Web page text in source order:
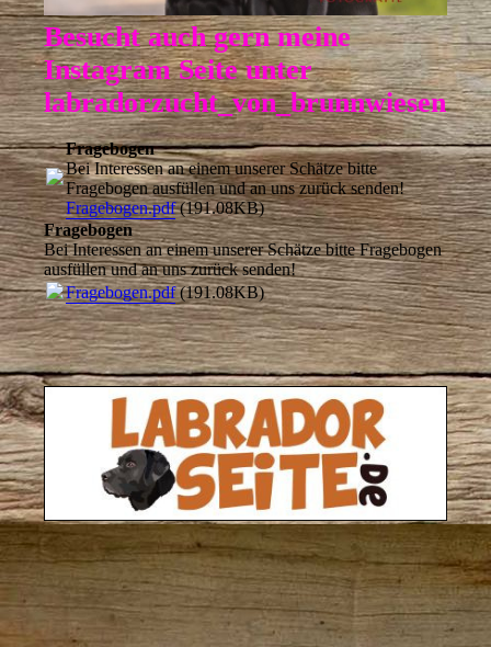
Besucht auch gern meine
Instagram Seite unter
labradorzucht_von_brunnwiesen
Fragebogen
Bei Interessen an einem unserer Schätze bitte
Fragebogen ausfüllen und an uns zurück senden!
Fragebogen.pdf(191.08KB)
Fragebogen
Bei Interessen an einem unserer Schätze bitte Fragebogen
ausfüllen und an uns zurück senden!
Fragebogen.pdf(191.08KB)